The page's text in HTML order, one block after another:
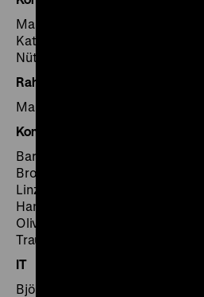
Martina Homolka (Leitung),
Katrin Eisenbach, Elke Kiffe,
Nützmann
Rahmung
Malte Spohr
Kommunikation
Barbara Wolf
Brockmann, Ina Frodermann,
Linz, Claudia Lojack, Jana
Hanna Nogossek, Nicola
Oliver Schweinoch, Anna-Julia
Trautmann, Johanna Zehe, Julia
IT
Björn Eichberg, Jan-Dirk Kluge,